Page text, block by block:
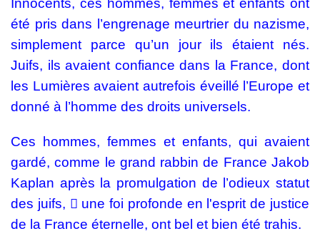
Innocents, ces hommes, femmes et enfants ont
été pris dans l’engrenage meurtrier du nazisme,
simplement parce qu’un jour ils étaient nés.
Juifs, ils avaient confiance dans la France, dont
les Lumières avaient autrefois éveillé l’Europe et
donné à l’homme des droits universels.
Ces hommes, femmes et enfants, qui avaient
gardé, comme le grand rabbin de France Jakob
Kaplan après la promulgation de l’odieux statut
des juifs, 􏰀 une foi profonde en l'esprit de justice
de la France éternelle, ont bel et bien été trahis.